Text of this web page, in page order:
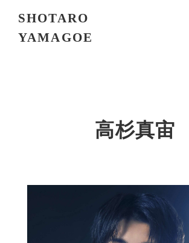
SHOTARO
YAMAGOE
高杉真宙